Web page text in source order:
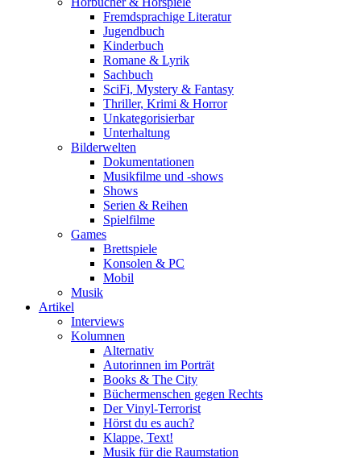
Fremdsprachige Literatur
Jugendbuch
Kinderbuch
Romane & Lyrik
Sachbuch
SciFi, Mystery & Fantasy
Thriller, Krimi & Horror
Unkategorisierbar
Unterhaltung
Bilderwelten
Dokumentationen
Musikfilme und -shows
Shows
Serien & Reihen
Spielfilme
Games
Brettspiele
Konsolen & PC
Mobil
Musik
Artikel
Interviews
Kolumnen
Alternativ
Autorinnen im Porträt
Books & The City
Büchermenschen gegen Rechts
Der Vinyl-Terrorist
Hörst du es auch?
Klappe, Text!
Musik für die Raumstation